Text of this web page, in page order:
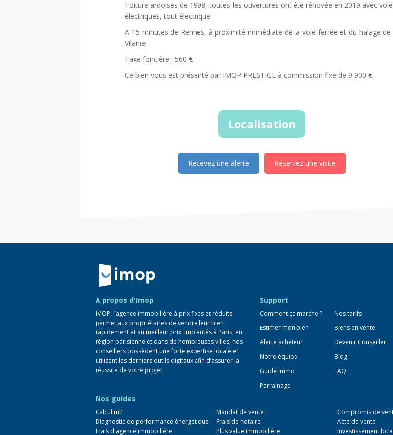
Toiture ardoises de 1998, toutes les ouvertures ont été rénovée en 2019 avec
électriques, tout électrique.
A 15 minutes de Rennes, à proximité immédiate de la voie ferrée et du halage de
Vilaine.
Taxe foncière : 560 €
Ce bien vous est présenté par IMOP PRESTIGE à commission fixe de 9 900 €.
Localisation
Recevez une alerte Réservez une visite
Retour à la navigation principale
A propos d'Imop
IMOP, l’agence immobilière à prix fixes et réduits
permet aux propriétaires de vendre leur bien
rapidement et au meilleur prix. Implantés à Paris, en
région parisienne et dans de nombreuses villes, nos
conseillers possèdent une forte expertise locale et
utilisent les derniers outils digitaux afin d’assurer la
réussite de votre projet.
Support
Comment ça marche ?
Nos tarifs
Estimer mon bien
Biens en vente
Alerte acheteur
Devenir Conseiller
Notre équipe
Blog
Guide immo
FAQ
Parrainage
Nos guides
Calcul m2
Diagnostic de performance énergétique
Frais d'agence immobilière
Mandat de vente
Frais de notaire
Plus value immobilière
Compromis de
Acte de vente
Investissement